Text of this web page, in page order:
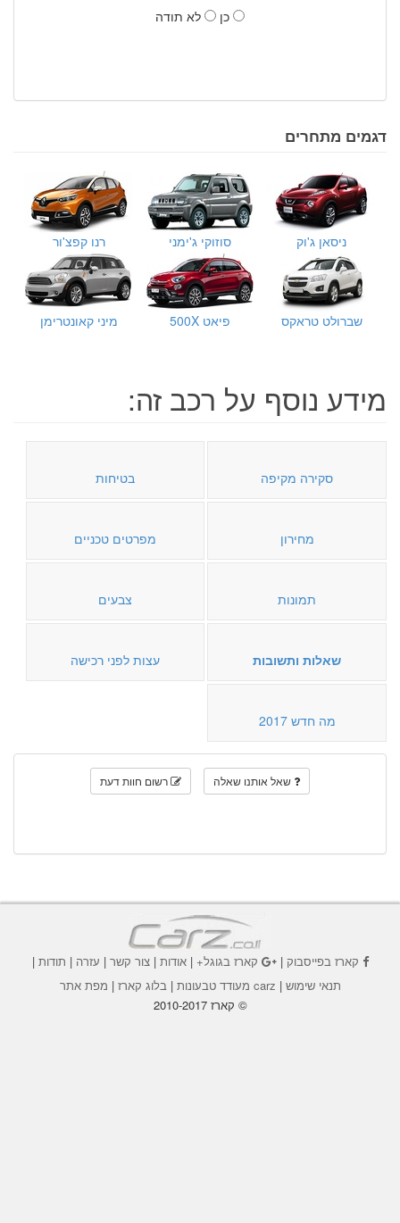
כן
לא תודה
דגמים מתחרים
ניסאן ג'וק סוזוקי ג'ימני רנו קפצ'ור
שברולט טראקס פיאט 500X מיני קאונטרימן
מידע נוסף על רכב זה:
סקירה מקיפה בטיחות
מחירון מפרטים טכניים
תמונות צבעים
שאלות ותשובות עצות לפני רכישה
מה חדש 2017
שאל אותנו שאלה רשום חוות דעת
קארז בפייסבוק| קארז בגוגל+|אודות |צור קשר | עזרה | תודות |
תנאי שימוש | carz מעודד טבעונות |בלוג קארז | מפת אתר
© קארז 2010-2017